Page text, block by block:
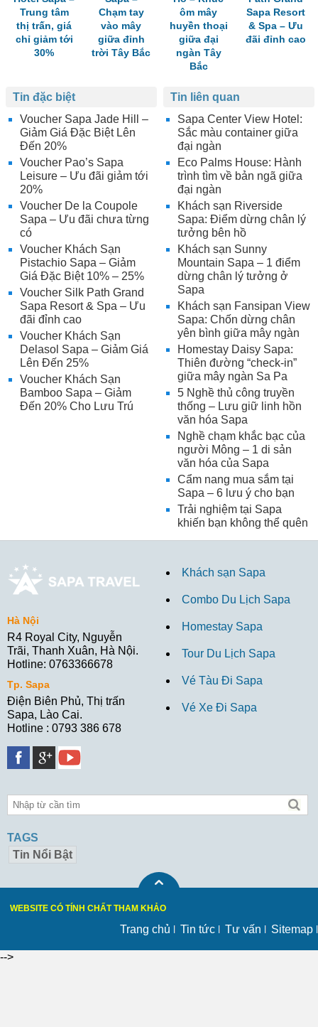
Trung tâm
thị trấn, giá
chỉ giảm tới
30%
Chạm tay
vào mây
giữa đỉnh
trời Tây Bắc
ôm mây
huyền thoại
giữa đại
ngàn Tây
Bắc
Sapa Resort
& Spa – Ưu
đãi đỉnh cao
Tin liên quan
Sapa Center View Hotel:
Sắc màu container giữa
đại ngàn
Eco Palms House: Hành
trình tìm về bản ngã giữa
đại ngàn
Khách sạn Riverside
Sapa: Điểm dừng chân lý
tưởng bên hồ
Khách sạn Sunny
Mountain Sapa – 1 điểm
dừng chân lý tưởng ở
Sapa
Khách sạn Fansipan View
Sapa: Chốn dừng chân
yên bình giữa mây ngàn
Homestay Daisy Sapa:
Thiên đường “check-in”
giữa mây ngàn Sa Pa
5 Nghề thủ công truyền
thống – Lưu giữ linh hồn
văn hóa Sapa
Nghề chạm khắc bạc của
người Mông – 1 di sản
văn hóa của Sapa
Cẩm nang mua sắm tại
Sapa – 6 lưu ý cho bạn
Trải nghiệm tại Sapa
khiến bạn không thể quên
Tin đặc biệt
Voucher Sapa Jade Hill –
Giảm Giá Đặc Biệt Lên
Đến 20%
Voucher Pao’s Sapa
Leisure – Ưu đãi giảm tới
20%
Voucher De la Coupole
Sapa – Ưu đãi chưa từng
có
Voucher Khách Sạn
Pistachio Sapa – Giảm
Giá Đặc Biệt 10% – 25%
Voucher Silk Path Grand
Sapa Resort & Spa – Ưu
đãi đỉnh cao
Voucher Khách Sạn
Delasol Sapa – Giảm Giá
Lên Đến 25%
Voucher Khách Sạn
Bamboo Sapa – Giảm
Đến 20% Cho Lưu Trú
Hà Nội
R4 Royal City, Nguyễn
Trãi, Thanh Xuân, Hà Nội.
Hotline: 0763366678
Tp. Sapa
Điện Biên Phủ, Thị trấn
Sapa, Lào Cai.
Hotline : 0793 386 678
Khách sạn Sapa
Combo Du Lịch Sapa
Homestay Sapa
Tour Du Lịch Sapa
Vé Tàu Đi Sapa
Vé Xe Đi Sapa
TAGS
Tin Nổi Bật
WEBSITE CÓ TÍNH CHẤT THAM KHẢO
Trang chủ Tin tức Tư vấn Sitemap
-->